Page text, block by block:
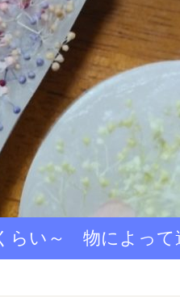
らい～ 物によって